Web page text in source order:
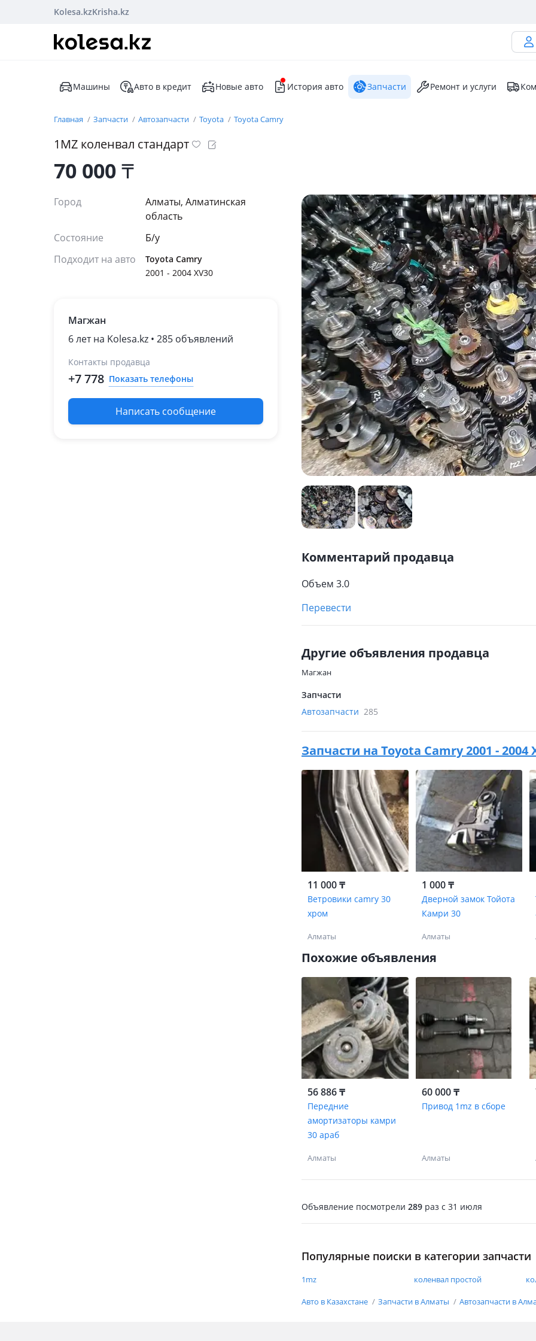
Kolesa.kzKrisha.kz
Машины Авто в кредит Новые авто История авто Запчасти Ремонт и услуги
Главная Запчасти Автозапчасти Toyota Toyota Camry
1MZ коленвал стандарт
70 000₸
Город
Алматы, Алматинская
область
Состояние
Б/y
Подходит на авто
Toyota Camry
2001 - 2004 XV30
Магжан
6 лет на Kolesa.kz • 285 объявлений
Контакты продавца
+7 778 Показать телефоны
Написать сообщение
Комментарий продавца
Объем 3.0
Перевести
Другие объявления продавца
Магжан
Запчасти
Автозапчасти 285
Запчасти на Toyota Camry 2001 - 2004
11 000 ₸
Ветровики camry 30
хром
Алматы
1 000 ₸
Дверной замок Тойота
Камри 30
Алматы
Похожие объявления
56 886 ₸
Передние
амортизаторы камри
30 араб
Алматы
60 000 ₸
Привод 1mz в сборе
Алматы
Объявление посмотрели 289 раз c 31 июля
Популярные поиски в категории запчасти
1mz коленвал простой
Авто в Казахстане Запчасти в Алматы Автозапчасти в